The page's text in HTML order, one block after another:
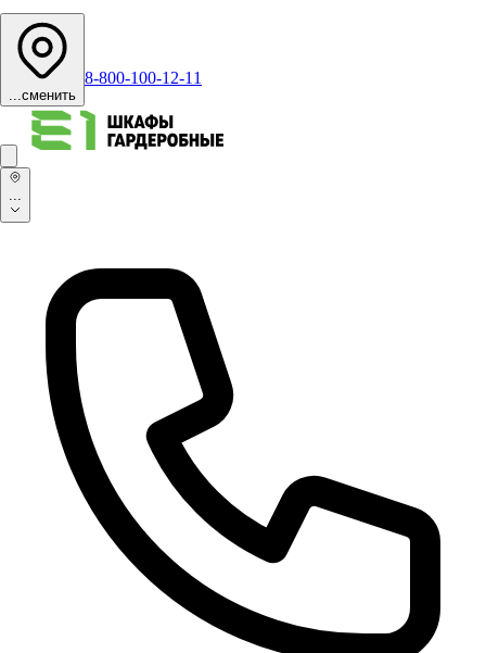
...сменить
8-800-100-12-11
...